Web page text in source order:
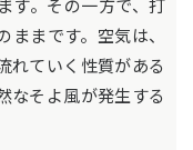
まです。空気は、
れていく性質がある
なそよ風が発生する